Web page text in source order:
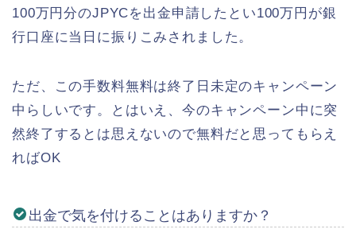
100万円分のJPYCを出金申請したとい100万円が銀
行口座に当日に振りこみされました。
ただ、この手数料無料は終了日未定のキャンペーン
中らしいです。とはいえ、今のキャンペーン中に突
然終了するとは思えないので無料だと思ってもらえ
ればOK
出金で気を付けることはありますか？